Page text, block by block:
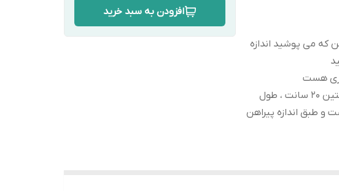
که می پوشید اندازه
هست
عرض سینه 51 سانت،عرض کمر 50 سانت ، طول آستین 20 سانت ، طول
و طبق اندازه پیراهن
افزودن به سبد خرید